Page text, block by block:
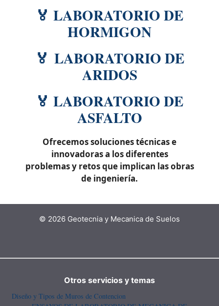
🏅 LABORATORIO DE
HORMIGON
🏅 LABORATORIO DE
ARIDOS
🏅 LABORATORIO DE
ASFALTO
Ofrecemos soluciones técnicas e
innovadoras a los diferentes
problemas y retos que implican las obras
de ingeniería.
© 2026 Geotecnia y Mecanica de Suelos
Otros servicios y temas
Diseño y Tipos de Muros de Contencion